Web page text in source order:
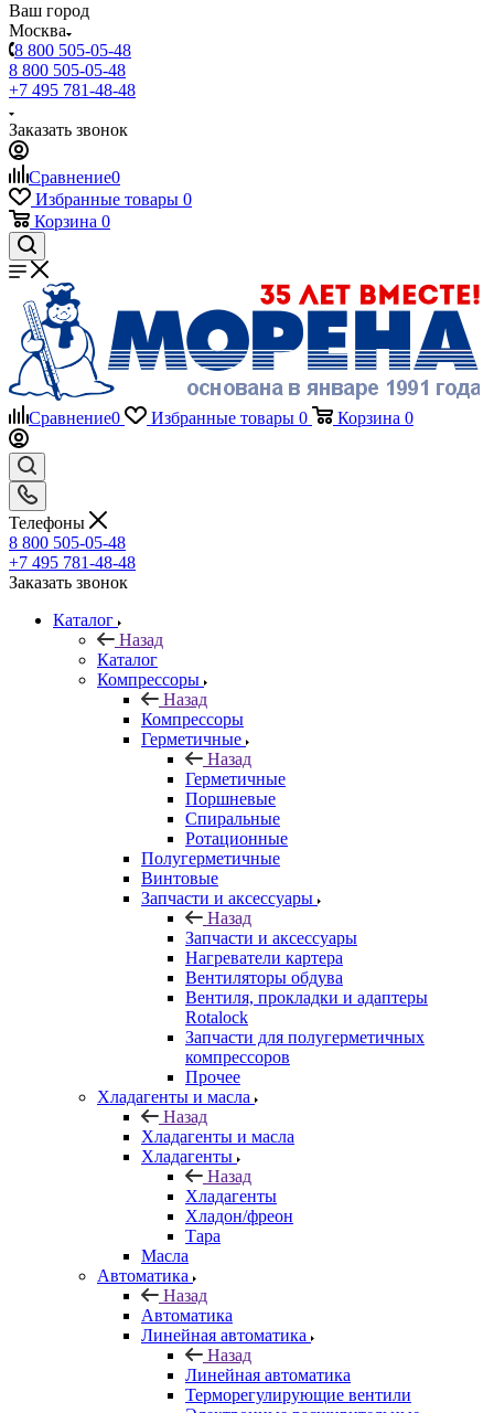
Ваш город
Москва
8 800 505-05-48
8 800 505-05-48
+7 495 781-48-48
Заказать звонок
Сравнение0
Избранные товары 0
Корзина 0
Сравнение0 Избранные товары 0 Корзина 0
Телефоны
8 800 505-05-48
+7 495 781-48-48
Заказать звонок
Каталог
Назад
Каталог
Компрессоры
Назад
Компрессоры
Герметичные
Назад
Герметичные
Поршневые
Спиральные
Ротационные
Полугерметичные
Винтовые
Запчасти и аксессуары
Назад
Запчасти и аксессуары
Нагреватели картера
Вентиляторы обдува
Вентиля, прокладки и адаптеры
Rotalock
Запчасти для полугерметичных
компрессоров
Прочее
Хладагенты и масла
Назад
Хладагенты и масла
Хладагенты
Назад
Хладагенты
Хладон/фреон
Тара
Масла
Автоматика
Назад
Автоматика
Линейная автоматика
Назад
Линейная автоматика
Терморегулирующие вентили